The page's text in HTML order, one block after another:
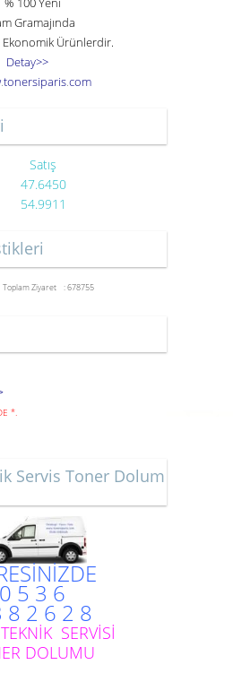
Gramajında
Ekonomik Ürünlerdir.
Detay>>
.tonersiparis.com
Satış
47.6450
54.9911
Toplam Ziyaret : 678755
*.
Servis Toner Dolum
0 5 3 6
8 2 6 2 8
SERVİSİ
DOLUMU